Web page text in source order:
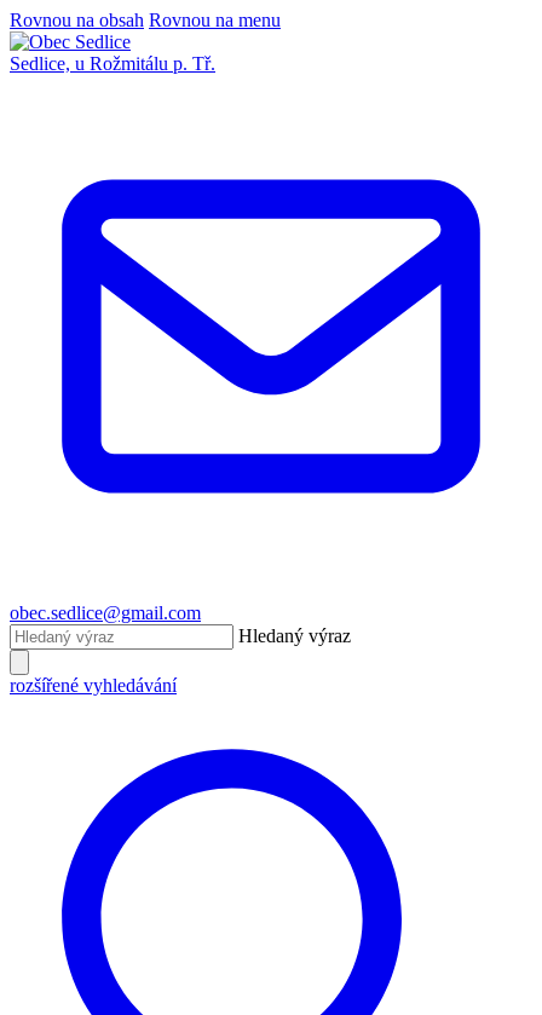
Rovnou na obsah Rovnou na menu
Sedlice, u Rožmitálu p. Tř.
obec.sedlice@gmail.com
Hledaný výraz
rozšířené vyhledávání